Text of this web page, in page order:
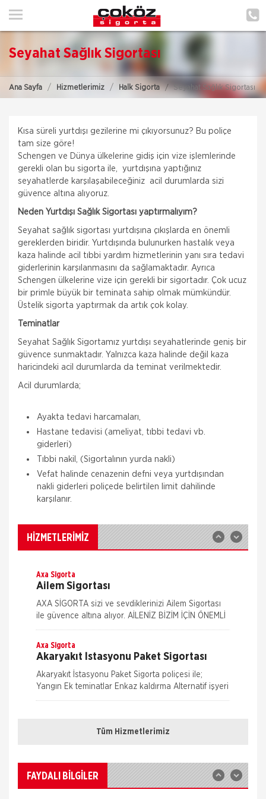
ANA SAYFA
POLIÇE HATIRLAT
MÜŞTERI GIRIŞI
Seyahat Sağlık Sigortası
Ana Sayfa Hizmetlerimiz Halk Sigorta Seyahat Sağlık Sigortası
Kısa süreli yurtdışı gezilerine mi çıkıyorsunuz? Bu poliçe
tam size göre!
Schengen ve Dünya ülkelerine gidiş için vize işlemlerinde
gerekli olan bu sigorta ile, yurtdışına yaptığınız
seyahatlerde karşılaşabileceğiniz acil durumlarda sizi
güvence altına alıyoruz.
Neden Yurtdışı Sağlık Sigortası yaptırmalıyım?
Seyahat sağlık sigortası yurtdışına çıkışlarda en önemli
gereklerden biridir. Yurtdışında bulunurken hastalık veya
kaza halinde acil tıbbi yardım hizmetlerinin yanı sıra tedavi
giderlerinin karşılanmasını da sağlamaktadır. Ayrıca
Schengen ülkelerine vize için gerekli bir sigortadır. Çok ucuz
bir primle büyük bir teminata sahip olmak mümkündür.
Üstelik sigorta yaptırmak da artık çok kolay.
Teminatlar
Seyahat Sağlık Sigortamız yurtdışı seyahatlerinde geniş bir
güvence sunmaktadır. Yalnızca kaza halinde değil kaza
haricindeki acil durumlarda da teminat verilmektedir.
Acil durumlarda;
Ayakta tedavi harcamaları,
Hastane tedavisi (ameliyat, tıbbi tedavi vb.
giderleri)
Tıbbi nakil, (Sigortalının yurda nakli)
Vefat halinde cenazenin defni veya yurtdışından
nakli giderleri poliçede belirtilen limit dahilinde
karşılanır.
HİZMETLERİMİZ
Aksigorta
Zorunlu Deprem Sigortası
Zorunlu Deprem Sigortası depremin, deprem
sonucu yangın, infilak, tsunami ve yer kaymasının
sigortalı binalarda neden olacağı hasarlara karşı
Aksigorta
İş yeri Paket Sigortası siz iş yeri sahipleri
düşünülerek mümkün olan tüm riskleri en ekonomik
Axa Sigorta
Ailem Sigortası
AXA SİGORTA sizi ve sevdiklerinizi Ailem Sigortası
ile güvence altına alıyor. AİLENİZ BİZİM İÇİN ÖNEMLİ
AXA SİGORTA sizi ve/veya ailenizi, ferdi kaza
Axa Sigorta
Akaryakıt İstasyonu Paket Sigortası
Akaryakıt İstasyonu Paket Sigorta poliçesi ile;
Yangın Ek teminatlar Enkaz kaldırma Alternatif işyeri
masrafları İş durması Cam kırılması Grev, lokavt, halk
Bireysel Emeklilik Sistemi
yaptığınız düzenli tasarrufların yatırıma
yönlendirilmesini sağlaya
Axa Sigorta
Tüm Hizmetlerimiz
FAYDALI BİLGİLER
ONLİNE Dask Prim Hesaplama
Trafik Hasarı için Gerekli Bilgiler
Yangın Hasarı ile ilgili Bilgiler